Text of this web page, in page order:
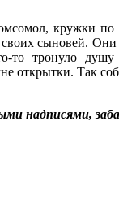
кружки по
сыновей.
то тронуло
открытки. Так
надписями,